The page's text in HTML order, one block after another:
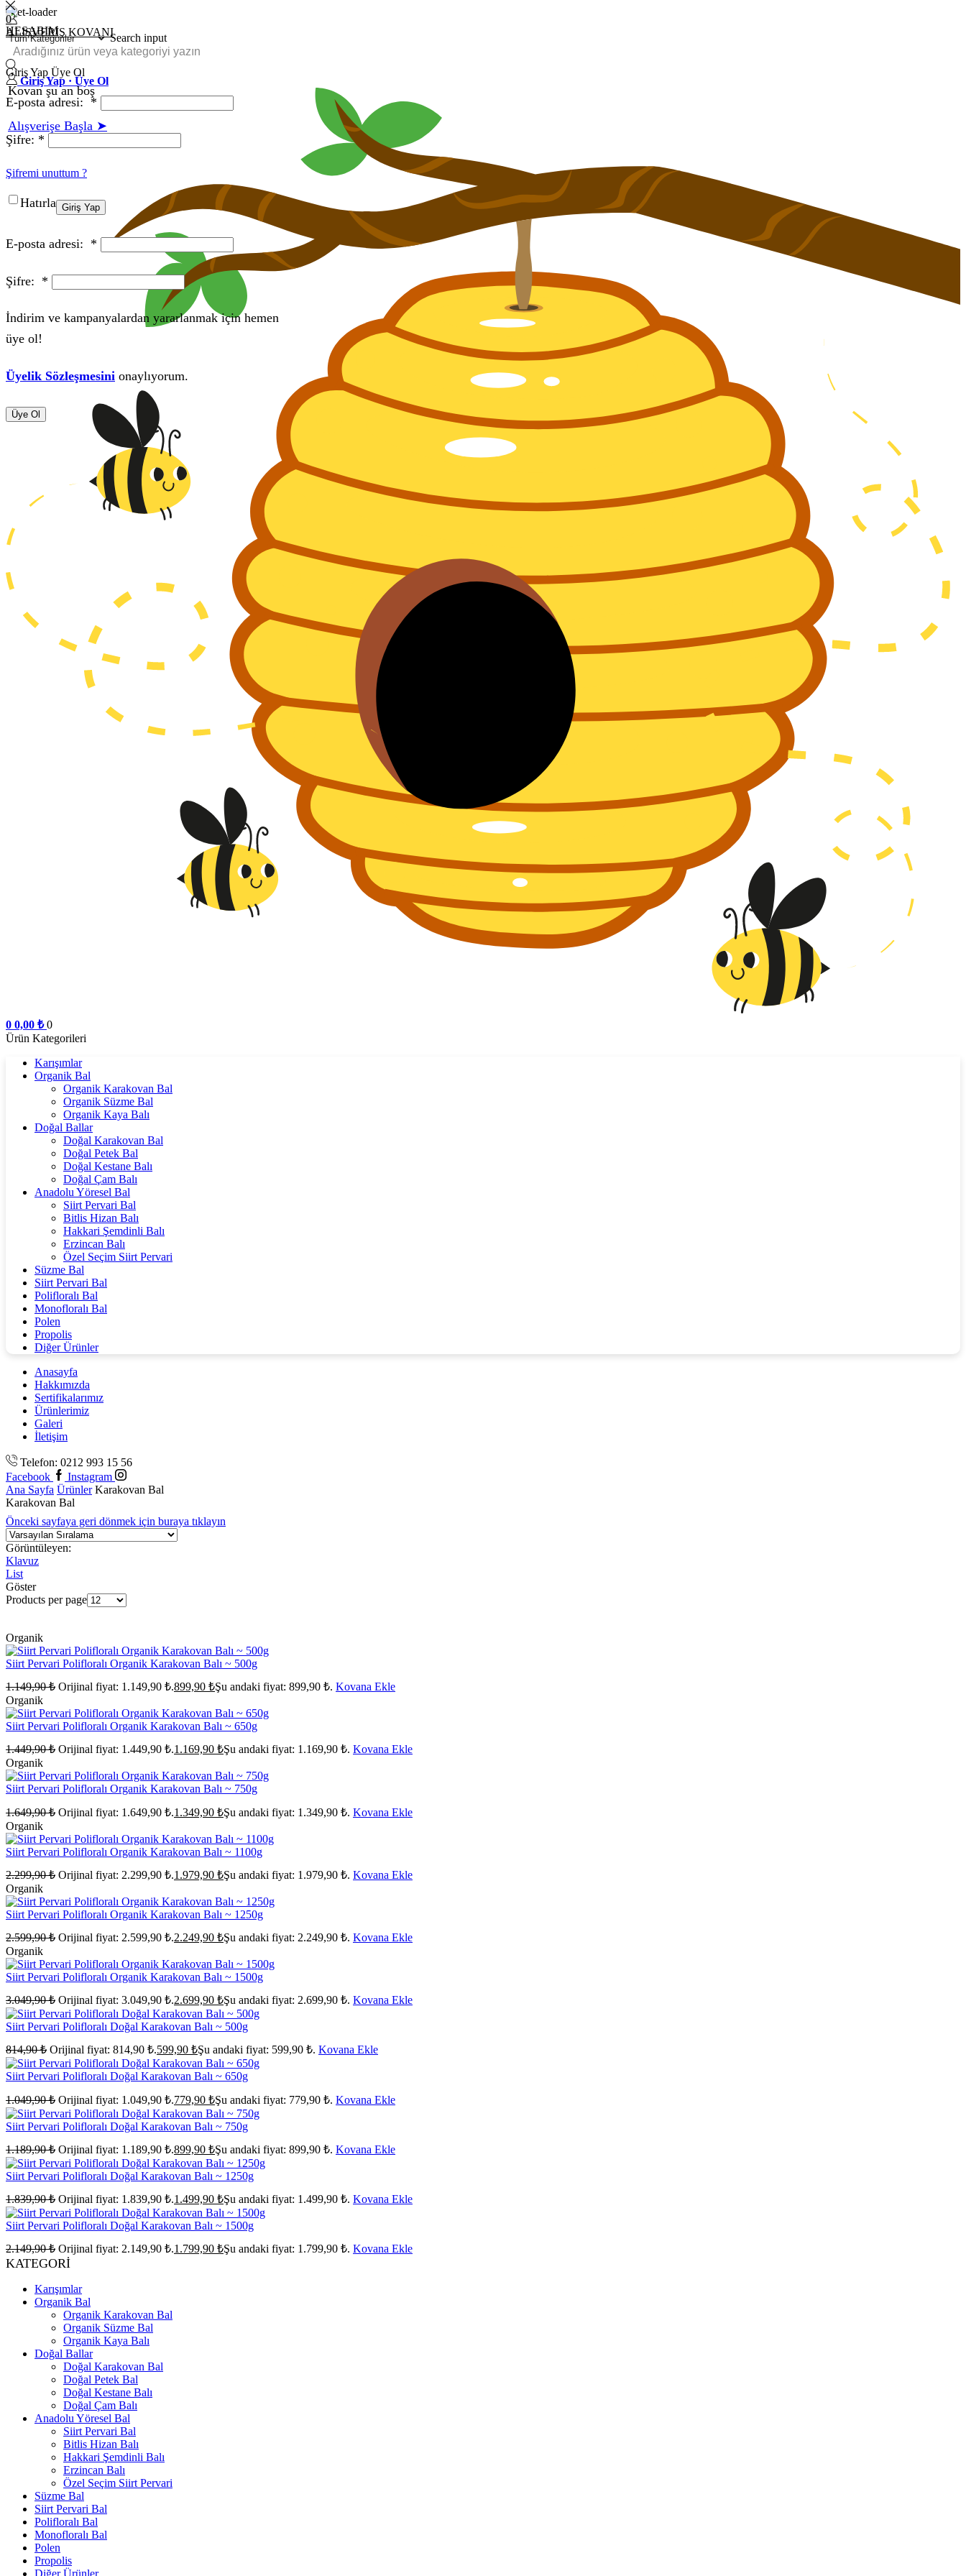
Search input
Giriş Yap · Üye Ol
HESABIM
Giriş Yap Üye Ol
E-posta adresi: *
Şifre: *
Şifremi unuttum ?
Hatırla Giriş Yap
E-posta adresi: *
Şifre: *
İndirim ve kampanyalardan yararlanmak için hemen
üye ol!
Üyelik Sözleşmesini onaylıyorum.
Üye Ol
0 0,00 ₺ 0
0
ALIŞVERIŞ KOVANI
Kovan şu an boş
Alışverişe Başla ➤
Ürün Kategorileri
Karışımlar
Organik Bal
Organik Karakovan Bal
Organik Süzme Bal
Organik Kaya Balı
Doğal Ballar
Doğal Karakovan Bal
Doğal Petek Bal
Doğal Kestane Balı
Doğal Çam Balı
Anadolu Yöresel Bal
Siirt Pervari Bal
Bitlis Hizan Balı
Hakkari Şemdinli Balı
Erzincan Balı
Özel Seçim Siirt Pervari
Süzme Bal
Siirt Pervari Bal
Polifloralı Bal
Monofloralı Bal
Polen
Propolis
Diğer Ürünler
Anasayfa
Hakkımızda
Sertifikalarımız
Ürünlerimiz
Galeri
İletişim
Telefon: 0212 993 15 56
Facebook
Instagram
Ana Sayfa Ürünler Karakovan Bal
Karakovan Bal
Önceki sayfaya geri dönmek için buraya tıklayın
Görüntüleyen:
Klavuz
List
Göster
Products per page
Organik
Siirt Pervari Polifloralı Organik Karakovan Balı ~ 500g
1.149,90₺ Orijinal fiyat: 1.149,90 ₺.899,90 ₺Şu andaki fiyat: 899,90 ₺. Kovana Ekle
Organik
Siirt Pervari Polifloralı Organik Karakovan Balı ~ 650g
1.449,90₺ Orijinal fiyat: 1.449,90 ₺.1.169,90 ₺Şu andaki fiyat: 1.169,90 ₺. Kovana Ekle
Organik
Siirt Pervari Polifloralı Organik Karakovan Balı ~ 750g
1.649,90₺ Orijinal fiyat: 1.649,90 ₺.1.349,90 ₺Şu andaki fiyat: 1.349,90 ₺. Kovana Ekle
Organik
Siirt Pervari Polifloralı Organik Karakovan Balı ~ 1100g
2.299,90₺ Orijinal fiyat: 2.299,90 ₺.1.979,90 ₺Şu andaki fiyat: 1.979,90 ₺. Kovana Ekle
Organik
Siirt Pervari Polifloralı Organik Karakovan Balı ~ 1250g
2.599,90₺ Orijinal fiyat: 2.599,90 ₺.2.249,90 ₺Şu andaki fiyat: 2.249,90 ₺. Kovana Ekle
Organik
Siirt Pervari Polifloralı Organik Karakovan Balı ~ 1500g
3.049,90₺ Orijinal fiyat: 3.049,90 ₺.2.699,90 ₺Şu andaki fiyat: 2.699,90 ₺. Kovana Ekle
Siirt Pervari Polifloralı Doğal Karakovan Balı ~ 500g
814,90₺ Orijinal fiyat: 814,90 ₺.599,90 ₺Şu andaki fiyat: 599,90 ₺. Kovana Ekle
Siirt Pervari Polifloralı Doğal Karakovan Balı ~ 650g
1.049,90₺ Orijinal fiyat: 1.049,90 ₺.779,90 ₺Şu andaki fiyat: 779,90 ₺. Kovana Ekle
Siirt Pervari Polifloralı Doğal Karakovan Balı ~ 750g
1.189,90₺ Orijinal fiyat: 1.189,90 ₺.899,90 ₺Şu andaki fiyat: 899,90 ₺. Kovana Ekle
Siirt Pervari Polifloralı Doğal Karakovan Balı ~ 1250g
1.839,90₺ Orijinal fiyat: 1.839,90 ₺.1.499,90 ₺Şu andaki fiyat: 1.499,90 ₺. Kovana Ekle
Siirt Pervari Polifloralı Doğal Karakovan Balı ~ 1500g
2.149,90₺ Orijinal fiyat: 2.149,90 ₺.1.799,90 ₺Şu andaki fiyat: 1.799,90 ₺. Kovana Ekle
KATEGORI
Karışımlar
Organik Bal
Organik Karakovan Bal
Organik Süzme Bal
Organik Kaya Balı
Doğal Ballar
Doğal Karakovan Bal
Doğal Petek Bal
Doğal Kestane Balı
Doğal Çam Balı
Anadolu Yöresel Bal
Siirt Pervari Bal
Bitlis Hizan Balı
Hakkari Şemdinli Balı
Erzincan Balı
Özel Seçim Siirt Pervari
Süzme Bal
Siirt Pervari Bal
Polifloralı Bal
Monofloralı Bal
Polen
Propolis
Diğer Ürünler